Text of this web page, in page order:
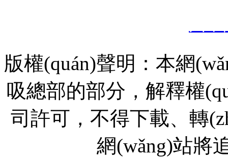
版權(quán)聲明：本網
吸總部的部分，解釋
司許可，不得下載、
網(wǎng)站將追